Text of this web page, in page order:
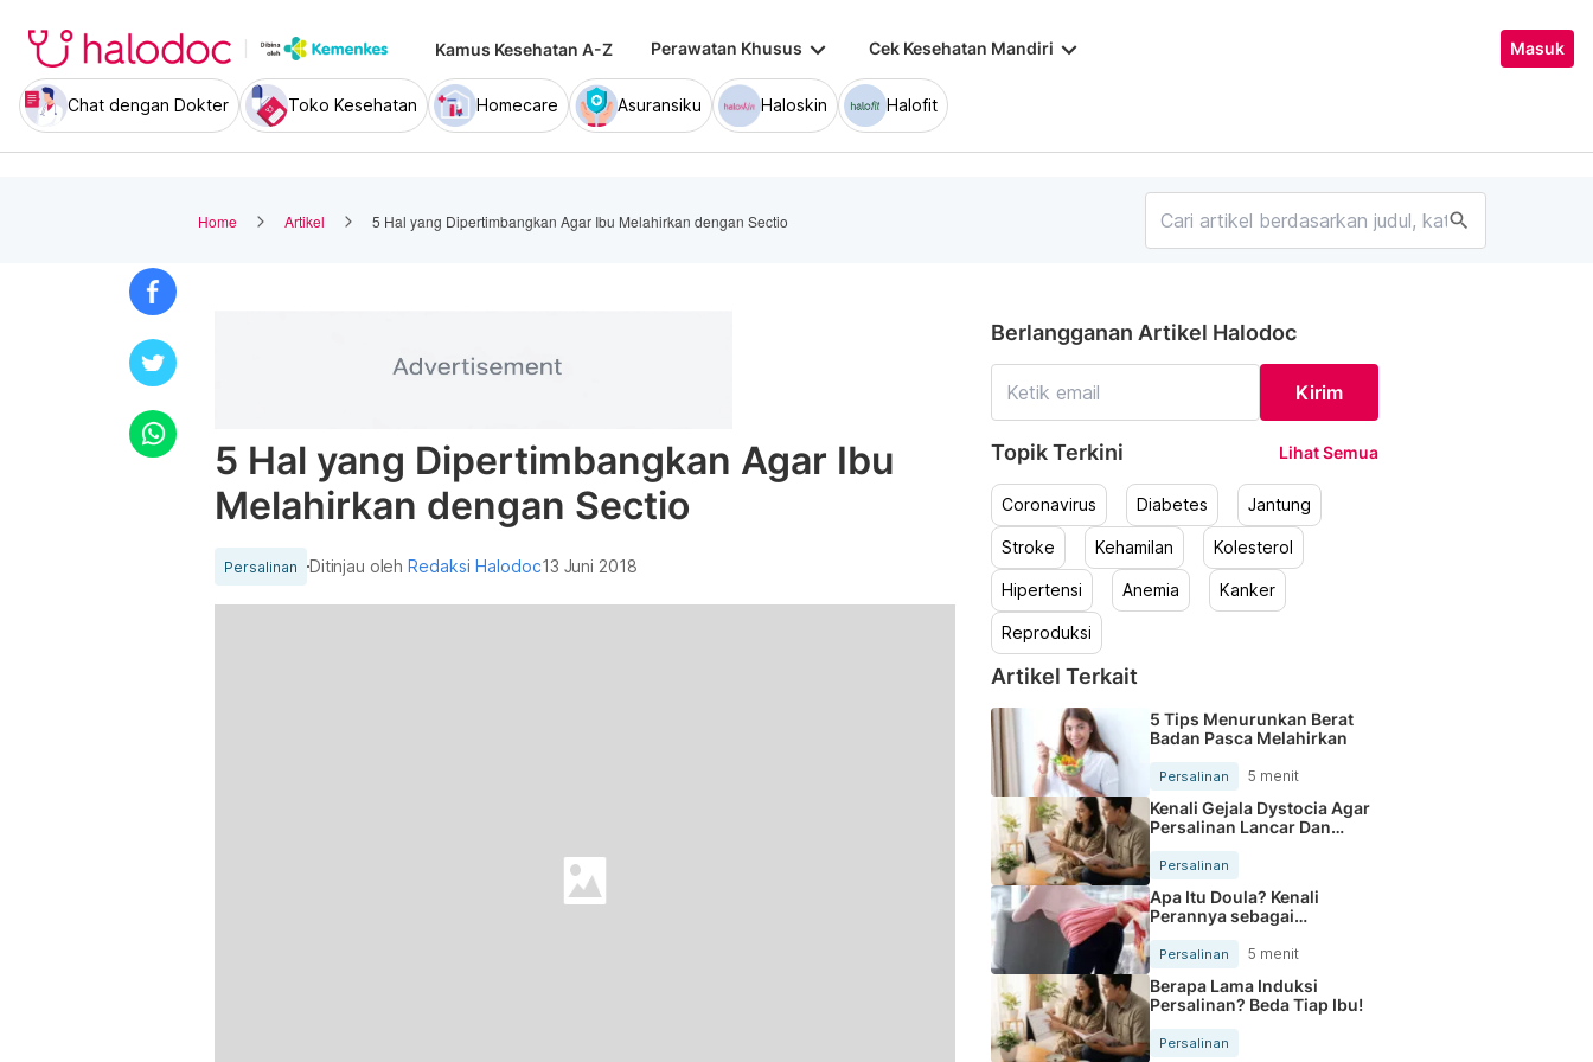
Kamus Kesehatan A-Z Perawatan Khusus keyboard_arrow_down Cek Kesehatan Mandiri keyboard_arrow_down Masuk
Chat dengan Dokter Toko Kesehatan Homecare Asuransiku Haloskin Halofit
Home Artikel 5 Hal yang Dipertimbangkan Agar Ibu Melahirkan dengan Sectio search
5 Hal yang Dipertimbangkan Agar Ibu
Melahirkan dengan Sectio
Persalinan Ditinjau olehRedaksi Halodoc13 Juni 2018
Berlangganan Artikel Halodoc
Kirim
Topik Terkini Lihat Semua
Coronavirus Diabetes Jantung
Stroke Kehamilan Kolesterol
Hipertensi Anemia Kanker
Reproduksi
Artikel Terkait
5 Tips Menurunkan Berat
Badan Pasca Melahirkan
Persalinan 5 menit
Kenali Gejala Dystocia Agar
Persalinan Lancar Dan
Persalinan
Apa Itu Doula? Kenali
Perannya sebagai
Pendamping Persalinan
Persalinan 5 menit
Berapa Lama Induksi
Persalinan? Beda Tiap Ibu!
Persalinan